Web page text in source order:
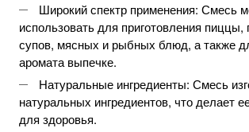
Широкий спектр применения: Смесь
использовать для приготовления пиццы,
супов, мясных и рыбных блюд, а также
аромата выпечке.
Натуральные ингредиенты: Смесь
натуральных ингредиентов, что делает
для здоровья.